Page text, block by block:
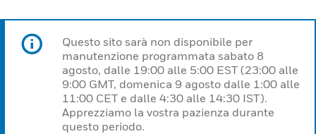
Questo sito sarà non disponibile per
manutenzione programmata sabato 8
agosto, dalle 19:00 alle 5:00 EST (23:00 alle
9:00 GMT, domenica 9 agosto dalle 1:00 alle
11:00 CET e dalle 4:30 alle 14:30 IST).
Apprezziamo la vostra pazienza durante
questo periodo.